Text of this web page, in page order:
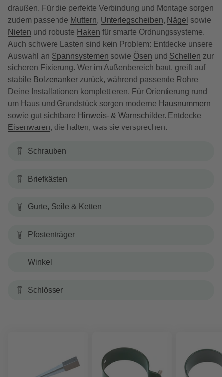
draußen. Für die perfekte Verbindung und Montage sorgen
zudem passende Muttern, Unterlegscheiben, Nägel sowie
Nieten und robuste Haken für smarte Ordnungssysteme.
Auch schwere Lasten sind kein Problem: Entdecke unsere
Auswahl an Spannsystemen sowie Ösen und Schellen zur
sicheren Fixierung. Wer im Außenbereich baut, greift auf
stabile Bolzenanker zurück, während passende Rohre
Deine Installationen komplettieren. Für Orientierung rund
um Haus und Grundstück sorgen moderne Hausnummern
sowie gut sichtbare Hinweis- & Warnschilder. Entdecke
Eisenwaren, die halten, was sie versprechen.
Schrauben
Briefkästen
Gurte, Seile & Ketten
Pfostenträger
Winkel
Schlösser